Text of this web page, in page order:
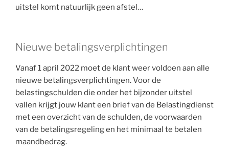
uitstel komt natuurlijk geen afstel…
Nieuwe betalingsverplichtingen
Vanaf 1 april 2022 moet de klant weer voldoen aan alle
nieuwe betalingsverplichtingen. Voor de
belastingschulden die onder het bijzonder uitstel
vallen krijgt jouw klant een brief van de Belastingdienst
met een overzicht van de schulden, de voorwaarden
van de betalingsregeling en het minimaal te betalen
maandbedrag.